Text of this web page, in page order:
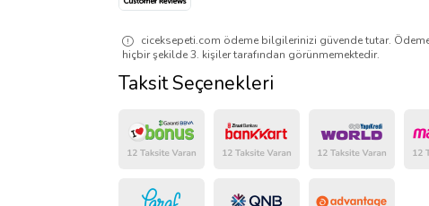
ciceksepeti.com ödeme bilgilerinizi güvende tutar.
hiçbir şekilde 3. kişiler tarafından görünmemektedir.
Taksit Seçenekleri